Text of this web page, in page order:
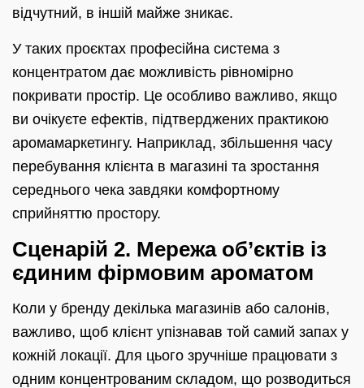
відчутний, в іншій майже зникає.
У таких проєктах професійна система з
концентратом дає можливість рівномірно
покривати простір. Це особливо важливо, якщо
ви очікуєте ефектів, підтверджених практикою
аромамаркетингу. Наприклад, збільшення часу
перебування клієнта в магазині та зростання
середнього чека завдяки комфортному
сприйняттю простору.
Сценарій 2. Мережа об’єктів із
єдиним фірмовим ароматом
Коли у бренду декілька магазинів або салонів,
важливо, щоб клієнт упізнавав той самий запах у
кожній локації. Для цього зручніше працювати з
одним концентрованим складом, що розводиться